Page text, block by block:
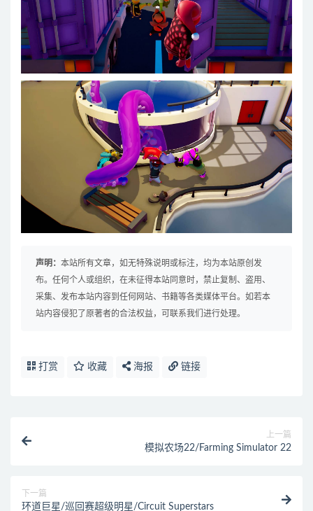
声明： 本站所有文章，如无特殊说明或标注，均为本站原创发
布。任何个人或组织，在未征得本站同意时，禁止复制、盗用、
采集、发布本站内容到任何网站、书籍等各类媒体平台。如若本
站内容侵犯了原著者的合法权益，可联系我们进行处理。
打赏 收藏 海报 链接
上一篇
模拟农场22/Farming Simulator 22
下一篇
环道巨星/巡回赛超级明星/Circuit Superstars